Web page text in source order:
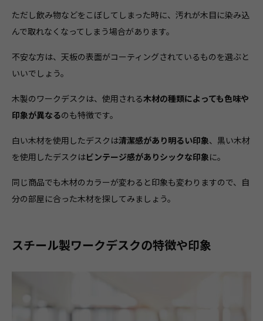
ただし飲み物などをこぼしてしまった時に、汚れが木目に染み込
んで取れなくなってしまう場合があります。
不安な方は、天板の表面がコーティングされているものを選ぶと
いいでしょう。
木製のワークデスクは、使用される木材の種類によっても色味や
印象が異なるのも特徴です。
白い木材を使用したデスクは清潔感があり明るい印象、黒い木材
を使用したデスクはビンテージ感がありシックな印象に。
同じ商品でも木材のカラーが変わると印象も変わりますので、自
分の部屋に合った木材を探してみましょう。
スチール製ワークデスクの特徴や印象